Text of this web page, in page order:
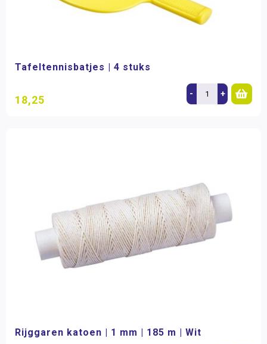
Tafeltennisbatjes | 4 stuks
18,25 - +
Rijggaren katoen | 1 mm | 185 m | Wit